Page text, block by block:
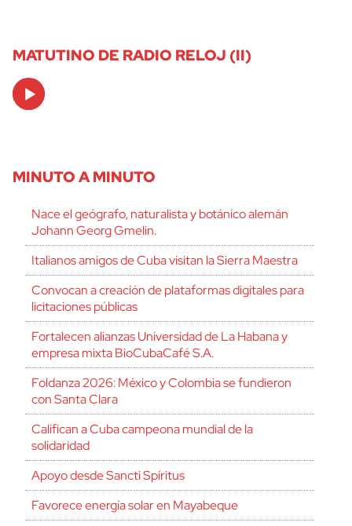
MATUTINO DE RADIO RELOJ (II)
Audio
Player
MINUTO A MINUTO
Nace el geógrafo, naturalista y botánico alemán
Johann Georg Gmelin.
Italianos amigos de Cuba visitan la Sierra Maestra
Convocan a creación de plataformas digitales para
licitaciones públicas
Fortalecen alianzas Universidad de La Habana y
empresa mixta BioCubaCafé S.A.
Foldanza 2026: México y Colombia se fundieron
con Santa Clara
Califican a Cuba campeona mundial de la
solidaridad
Apoyo desde Sancti Spíritus
Favorece energía solar en Mayabeque